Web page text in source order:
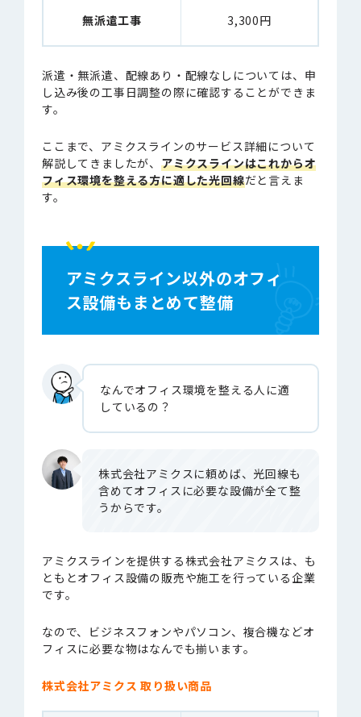
無派遣工事 3,300円
派遣・無派遣、配線あり・配線なしについては、申
し込み後の工事日調整の際に確認することができま
す。
ここまで、アミクスラインのサービス詳細について
解説してきましたが、 アミクスラインはこれからオ
フィス環境を整える方に適した光回線だと言えま
す。
アミクスライン以外のオフィ
ス設備もまとめて整備
なんでオフィス環境を整える人に適
しているの？
株式会社アミクスに頼めば、光回線も
含めてオフィスに必要な設備が全て整
うからです。
アミクスラインを提供する株式会社アミクスは、も
ともとオフィス設備の販売や施工を行っている企業
です。
なので、ビジネスフォンやパソコン、複合機などオ
フィスに必要な物はなんでも揃います。
株式会社アミクス 取り扱い商品